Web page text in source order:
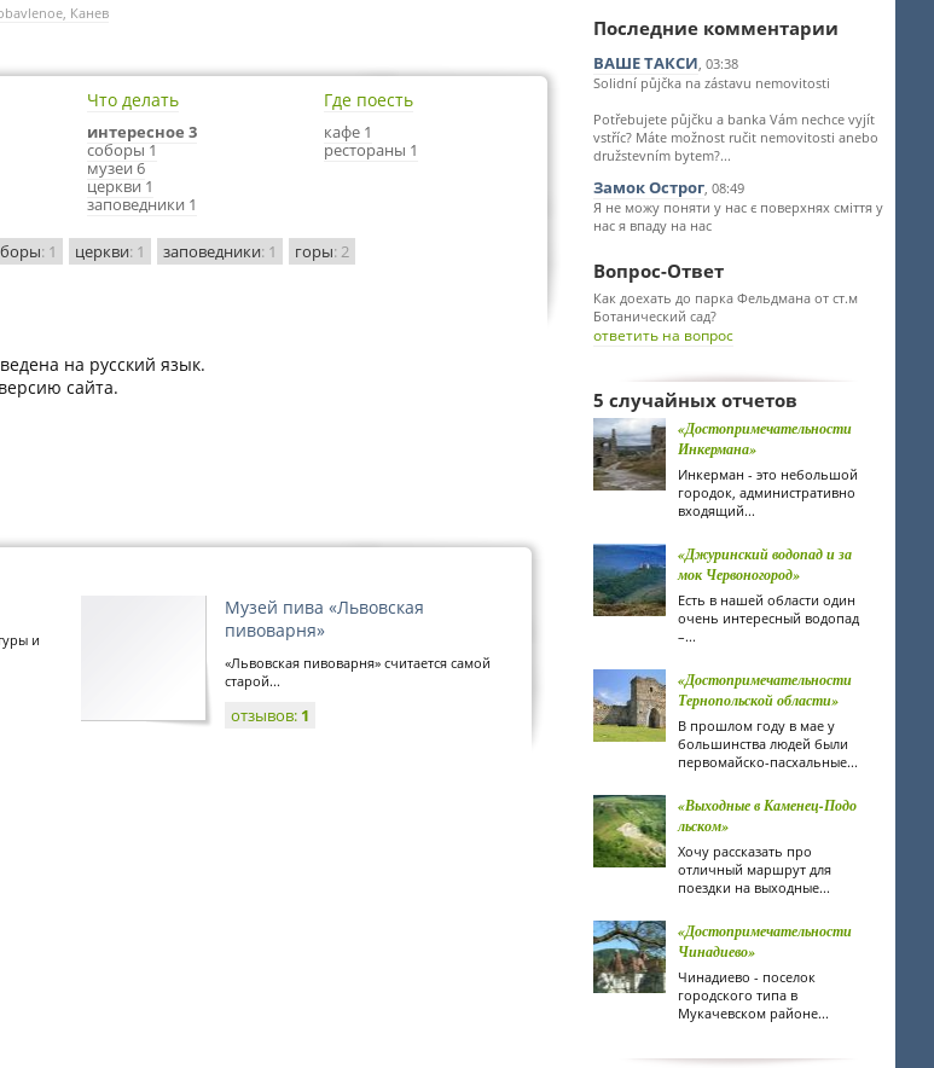
Канев
Что делать
интересное 3
соборы 1
музеи 6
церкви 1
заповедники 1
Где поесть
кафе 1
рестораны 1
: 1 церкви: 1 заповедники: 1 горы: 2
на русский язык.
сайта.
и
Музей пива «Львовская
пивоварня»
«Львовская пивоварня» считается самой
старой...
отзывов: 1
Последние комментарии
ВАШЕ ТАКСИ, 03:38
Solidní půjčka na zástavu nemovitosti
Potřebujete půjčku a banka Vám nechce vyjít
vstříc? Máte možnost ručit nemovitosti anebo
družstevním bytem?...
Замок Острог, 08:49
Я не можу поняти у нас є поверхнях сміття у
нас я впаду на нас
Вопрос-Ответ
Как доехать до парка Фельдмана от ст.м
Ботанический сад?
ответить на вопрос
5 случайных отчетов
«Достопримечательности
Инкермана»
Инкерман - это небольшой
городок, административно
входящий...
«Джуринский водопад и за
мок Червоногород»
Есть в нашей области один
очень интересный водопад
–...
«Достопримечательности
Тернопольской области»
В прошлом году в мае у
большинства людей были
первомайско-пасхальные...
«Выходные в Каменец-Подо
льском»
Хочу рассказать про
отличный маршрут для
поездки на выходные...
«Достопримечательности
Чинадиево»
Чинадиево - поселок
городского типа в
Мукачевском районе...